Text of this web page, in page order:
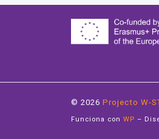
© 2026 Projecto W-
Funciona con WP –